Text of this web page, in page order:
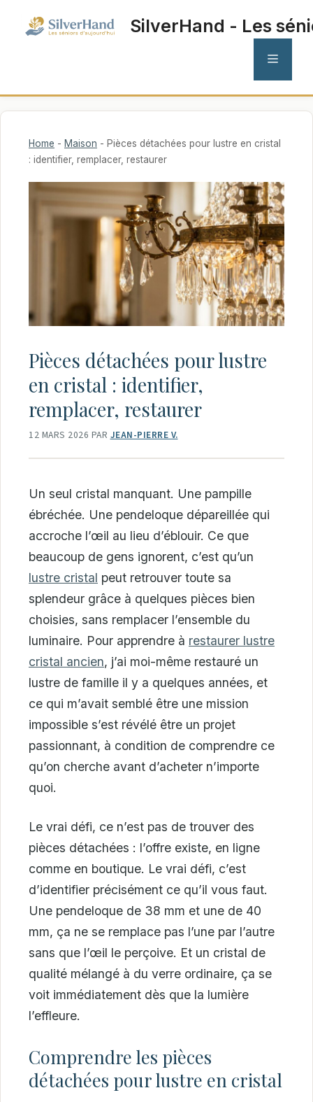
SilverHand - Les
MENU
Home - Maison - Pièces détachées pour lustre en cristal
: identifier, remplacer, restaurer
Pièces détachées pour lustre
en cristal : identifier,
remplacer, restaurer
12 MARS 2026 PAR JEAN-PIERRE V.
Un seul cristal manquant. Une pampille
ébréchée. Une pendeloque dépareillée qui
accroche l’œil au lieu d’éblouir. Ce que
beaucoup de gens ignorent, c’est qu’un
lustre cristal peut retrouver toute sa
splendeur grâce à quelques pièces bien
choisies, sans remplacer l’ensemble du
luminaire. Pour apprendre à restaurer lustre
cristal ancien, j’ai moi-même restauré un
lustre de famille il y a quelques années, et
ce qui m’avait semblé être une mission
impossible s’est révélé être un projet
passionnant, à condition de comprendre ce
qu’on cherche avant d’acheter n’importe
quoi.
Le vrai défi, ce n’est pas de trouver des
pièces détachées : l’offre existe, en ligne
comme en boutique. Le vrai défi, c’est
d’identifier précisément ce qu’il vous faut.
Une pendeloque de 38 mm et une de 40
mm, ça ne se remplace pas l’une par l’autre
sans que l’œil le perçoive. Et un cristal de
qualité mélangé à du verre ordinaire, ça se
voit immédiatement dès que la lumière
l’effleure.
Comprendre les pièces
détachées pour lustre en cristal